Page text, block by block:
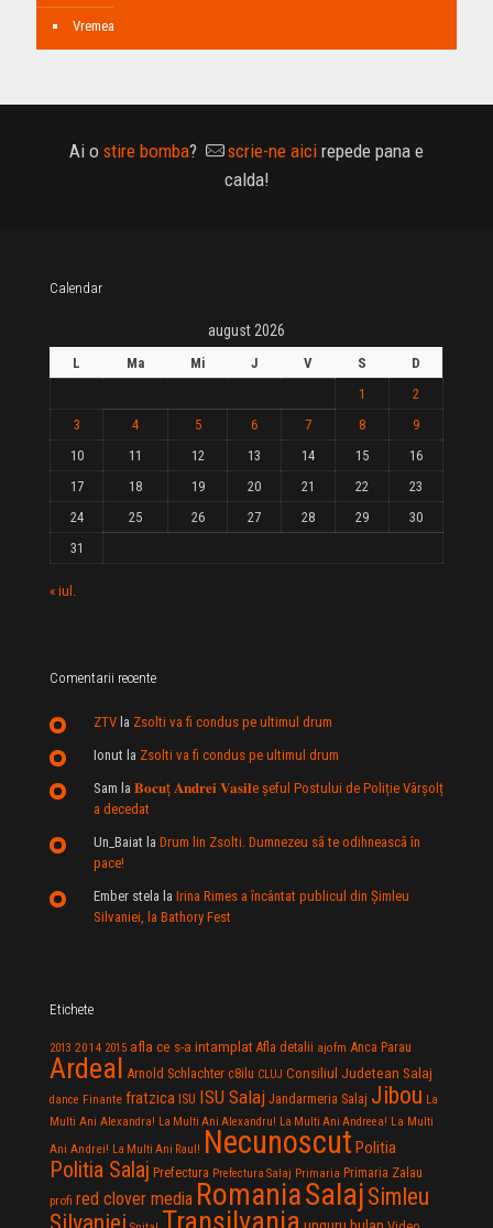
Vremea
Ai o stire bomba? scrie-ne aici repede pana e
calda!
Calendar
august 2026
L Ma Mi J V S
D
1
2
3
4 5 6 7 8
9
10
11 12 13 14 15
16
17
18 19 20 21 22
23
24
25 26 27 28 29
30
31
« iul.
Comentarii recente
ZTV la Zsolti va fi condus pe ultimul drum
Ionut la Zsolti va fi condus pe ultimul drum
Sam la 𝐁𝐨𝐜𝐮ț 𝐀𝐧𝐝𝐫𝐞𝐢 𝐕𝐚𝐬𝐢𝐥e şeful Postului de Poliție Vârșolț
a decedat
Un_Baiat la Drum lin Zsolti. Dumnezeu sã te odihneascã în
pace!
Ember stela la Irina Rimes a încântat publicul din Şimleu
Silvaniei, la Bathory Fest
Etichete
2013 2014 2015 afla ce s-a intamplat Afla detalii ajofm Anca Parau
Ardeal Arnold Schlachter c8ilu CLUJ Consiliul Judetean Salaj
dance Finante fratzica ISU ISU Salaj Jandarmeria Salaj Jibou La
Multi Ani Alexandra! La Multi Ani Alexandru! La Multi Ani Andreea! La Multi
Ani Andrei! La Multi Ani Raul! Necunoscut Politia
Politia Salaj Prefectura Prefectura Salaj Primaria Primaria Zalau
profi red clover media RomaniaSalaj Simleu